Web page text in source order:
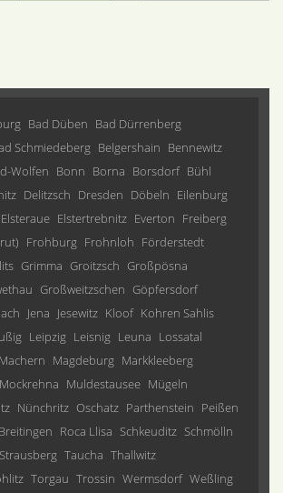
Bad Düben Bad Dürrenberg
Schmiedeberg Belgershain Bennewitz
Wolfen Bonn Borna Borsdorf Bühl
Delitzsch Dresden Döbeln Eilenburg
Elsteraue Elstertrebnitz Everton Freiberg
Frohburg Frohnloh Förderstedt
Grimma Groitzsch Großpösna
Großweitzschen Göpfersdorf
Jena Jesewitz Kloof Kohren Sahlis
Leipzig Leisnig Leuna Lossatal
Machern Magdeburg Markkleeberg
Mockrehna Muldestausee Mügeln
Nünchritz Oschatz Parthenstein Peißen
Roca Llisa Schkeuditz Schmölln
Strausberg Taucha Thallwitz
Torgau Trossin Wermsdorf Weßling